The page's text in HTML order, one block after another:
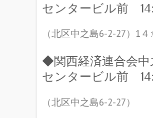
センタービル前
（北区中之島6-2-27）1４
◆関西経済連合会中
センタービル前
（北区中之島6-2-27）